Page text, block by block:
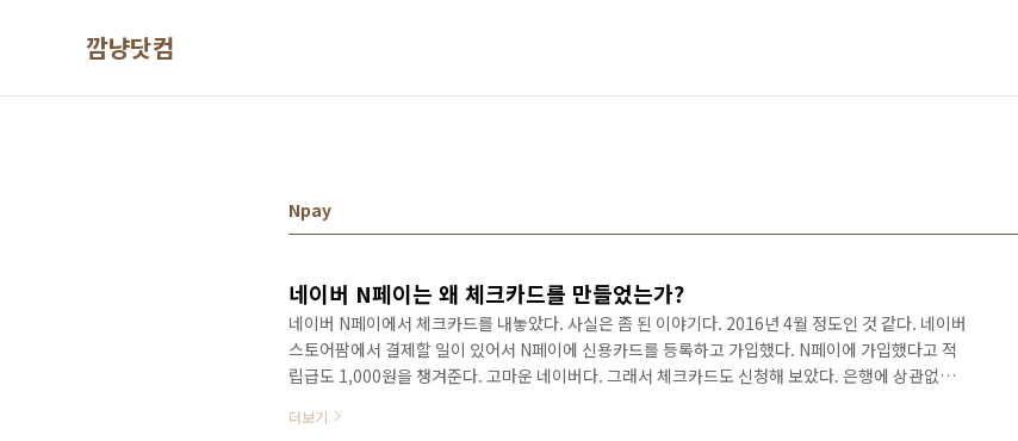
깜냥닷컴
Npay
네이버 N페이는 왜 체크카드를 만들었는가?
네이버 N페이에서 체크카드를 내놓았다. 사실은 좀 된 이야기다. 2016년 4월 정도인 것 같다. 네이버
스토어팜에서 결제할 일이 있어서 N페이에 신용카드를 등록하고 가입했다. N페이에 가입했다고 적
립급도 1,000원을 챙겨준다. 고마운 네이버다. 그래서 체크카드도 신청해 보았다. 은행에 상관없이
상승했다. 그리고 사용 금액의 1%를 적립해 준다. 이것도 꽤 좋은 혜택이라 생각한다. 그런데 좀 의문
더보기